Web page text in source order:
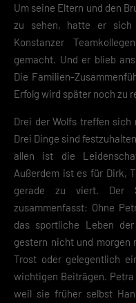
Um seine Eltern und den
zu sehen, hatte er
Konstanzer
gemacht. Und er blieb
Die Familien-
Erfolg wird später noch zu
Drei der Wolfs treffen sich
Drei Dinge sind
allen ist die
Außerdem ist es für Dirk,
gerade zu viert. Der
zusammenfasst: Ohne
das sportliche Leben
gestern nicht und morgen
Trost oder gelegentlich
wichtigen Beiträgen.
weil sie früher selbst